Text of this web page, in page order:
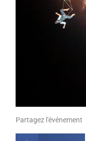
Partagez l'événement